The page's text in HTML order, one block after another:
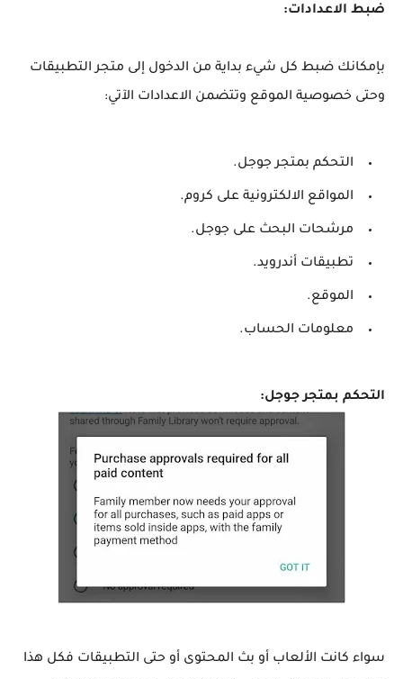
ضبط الاعدادات:
بإمكانك ضبط كل شيء بداية من الدخول إلى متجر التطبيقات
وحتى خصوصية الموقع وتتضمن الاعدادات الآتي:
التحكم بمتجر جوجل.
المواقع الالكترونية على كروم.
مرشحات البحث على جوجل.
تطبيقات أندرويد.
الموقع.
معلومات الحساب.
التحكم بمتجر جوجل:
سواء كانت الألعاب أو بث المحتوى أو حتى التطبيقات فكل هذا